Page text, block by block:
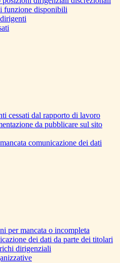
funzione disponibili
cessati dal rapporto di lavoro
da pubblicare sul sito
comunicazione dei dati
per mancata o incompleta
dei dati da parte dei titolari
dirigenziali